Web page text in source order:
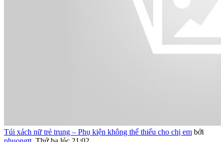
Túi xách nữ trẻ trung – Phụ kiện không thể thiếu cho chị em bởi